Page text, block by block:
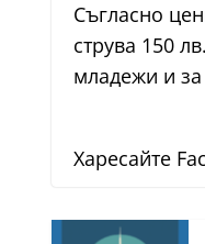
Съгласно
струва 150
младежи и
Харесайте